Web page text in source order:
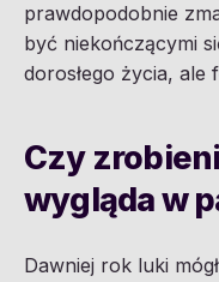
prawdopodobnie
być niekończącymi
dorosłego życia, ale
Czy
wygląda w
Dawniej rok luki